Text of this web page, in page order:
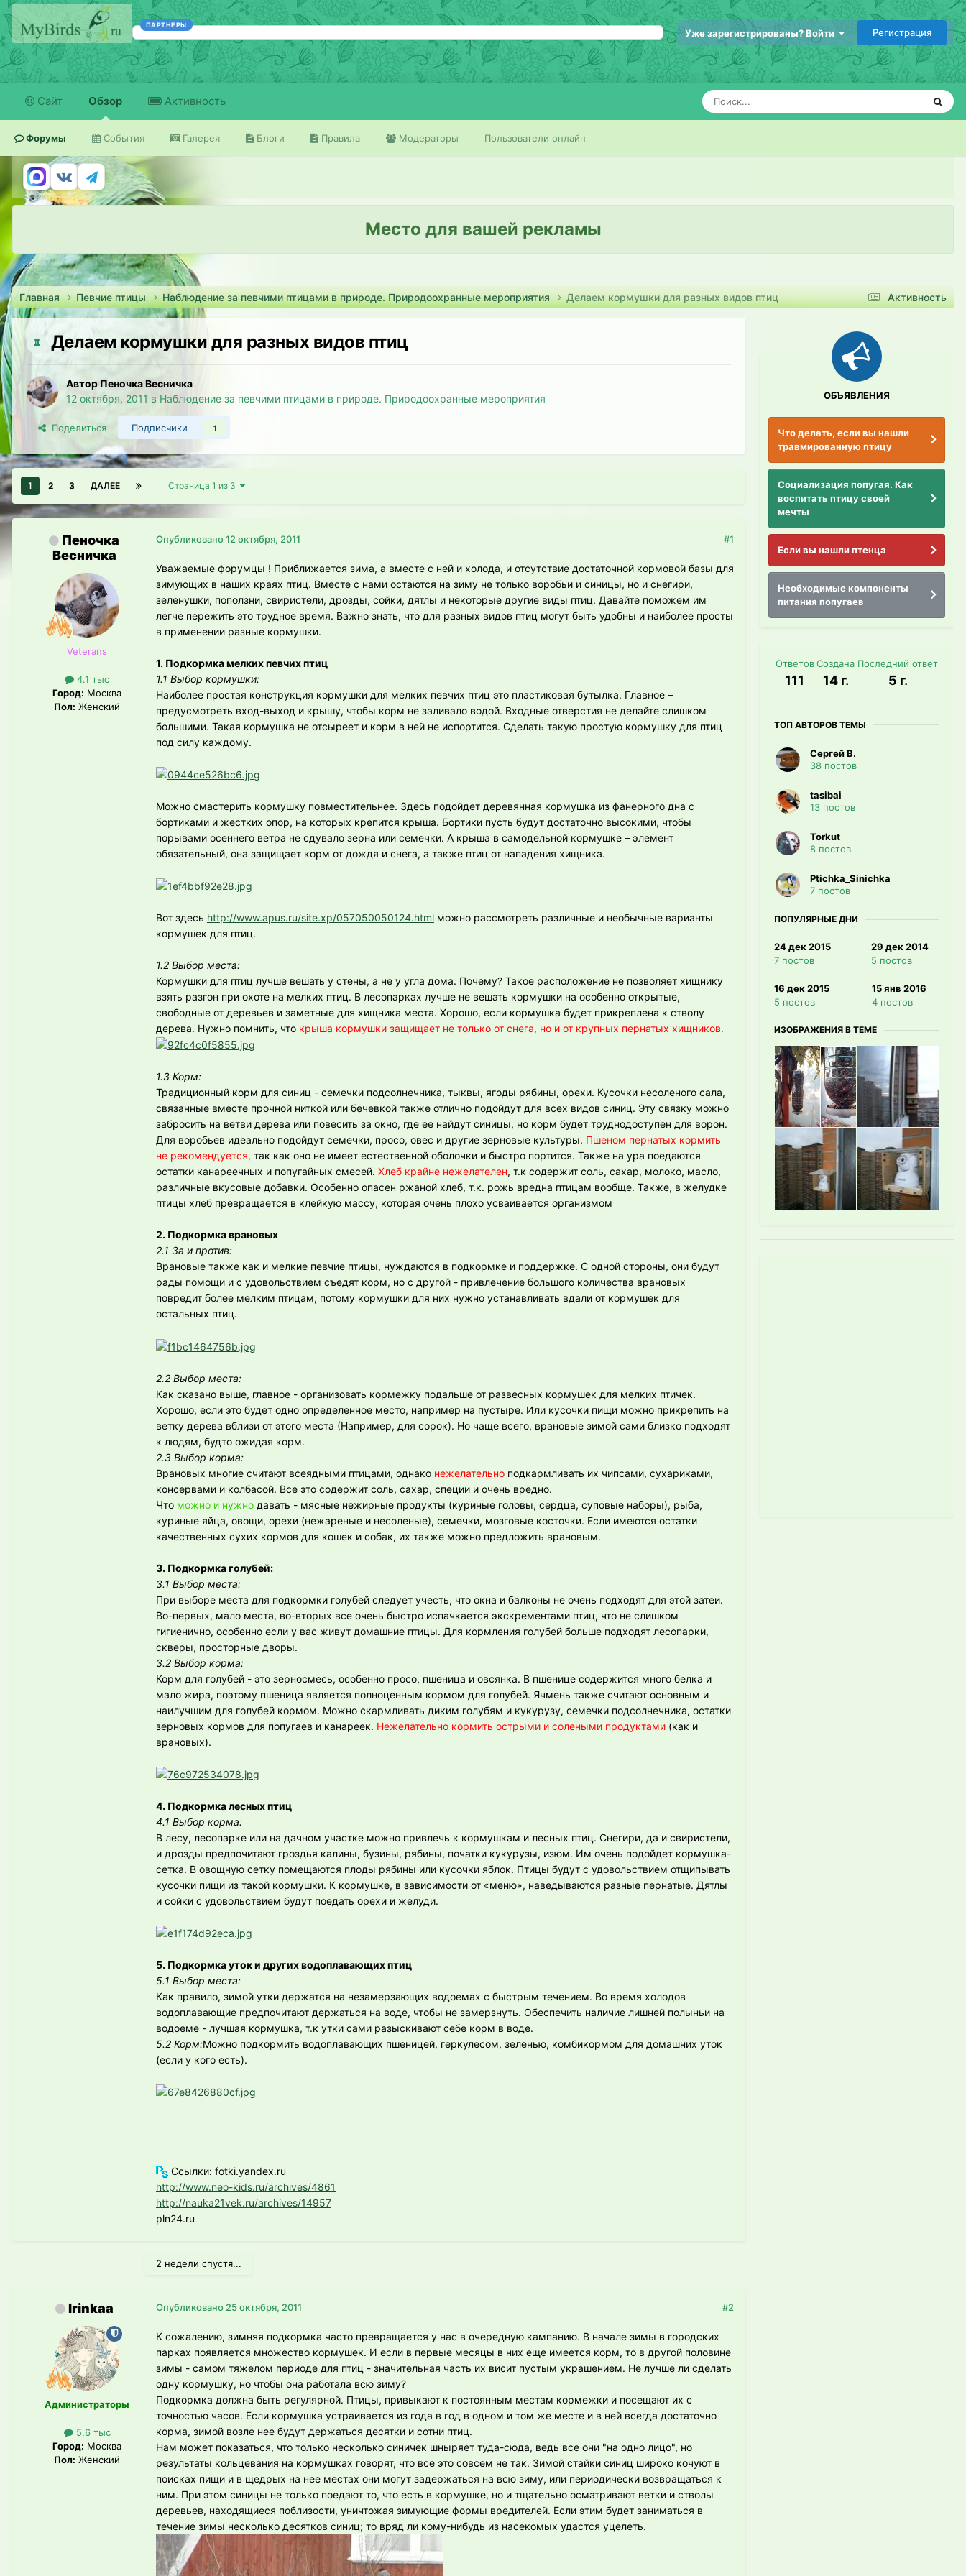
ПАРТНЕРЫ
Уже зарегистрированы? Войти Регистрация
Сайт Обзор
Форумы События Галерея Блоги Правила Модераторы Пользователи онлайн
Активность
Место для вашей рекламы
Активность
Главная Певчие птицы Наблюдение за певчими птицами в природе. Природоохранные мероприятия Делаем кормушки для разных видов птиц
Делаем кормушки для разных видов птиц
Автор Пеночка Весничка
12 октября, 2011 в Наблюдение за певчими птицами в природе. Природоохранные мероприятия
Поделиться Подписчики 1
1 2 3 ДАЛЕЕ Страница 1 из 3
Пеночка
Весничка
Veterans
4.1 тыс
Город: Москва
Пол: Женский
#1
Опубликовано12 октября, 2011
Уважаемые форумцы ! Приближается зима, а вместе с ней и холода, и отсутствие достаточной кормовой базы для
зимующих в наших краях птиц. Вместе с нами остаются на зиму не только воробьи и синицы, но и снегири,
зеленушки, поползни, свиристели, дрозды, сойки, дятлы и некоторые другие виды птиц. Давайте поможем им
легче пережить это трудное время. Важно знать, что для разных видов птиц могут быть удобны и наиболее просты
в применении разные кормушки.
1. Подкормка мелких певчих птиц
1.1 Выбор кормушки:
Наиболее простая конструкция кормушки для мелких певчих птиц это пластиковая бутылка. Главное –
предусмотреть вход-выход и крышу, чтобы корм не заливало водой. Входные отверстия не делайте слишком
большими. Такая кормушка не отсыреет и корм в ней не испортится. Сделать такую простую кормушку для птиц
под силу каждому.
Можно смастерить кормушку повместительнее. Здесь подойдет деревянная кормушка из фанерного дна с
бортиками и жестких опор, на которых крепится крыша. Бортики пусть будут достаточно высокими, чтобы
порывами осеннего ветра не сдувало зерна или семечки. А крыша в самодельной кормушке – элемент
обязательный, она защищает корм от дождя и снега, а также птиц от нападения хищника.
Вот здесь http://www.apus.ru/site.xp/057050050124.html можно рассмотреть различные и необычные варианты
кормушек для птиц.
1.2 Выбор места:
Кормушки для птиц лучше вешать у стены, а не у угла дома. Почему? Такое расположение не позволяет хищнику
взять разгон при охоте на мелких птиц. В лесопарках лучше не вешать кормушки на особенно открытые,
свободные от деревьев и заметные для хищника места. Хорошо, если кормушка будет прикреплена к стволу
дерева. Нужно помнить, что крыша кормушки защищает не только от снега, но и от крупных пернатых хищников.
1.3 Корм:
Традиционный корм для синиц - семечки подсолнечника, тыквы, ягоды рябины, орехи. Кусочки несоленого сала,
связанные вместе прочной ниткой или бечевкой также отлично подойдут для всех видов синиц. Эту связку можно
забросить на ветви дерева или повесить за окно, где ее найдут синицы, но корм будет труднодоступен для ворон.
Для воробьев идеально подойдут семечки, просо, овес и другие зерновые культуры. Пшеном пернатых кормить
не рекомендуется, так как оно не имеет естественной оболочки и быстро портится. Также на ура поедаются
остатки канареечных и попугайных смесей. Хлеб крайне нежелателен, т.к содержит соль, сахар, молоко, масло,
различные вкусовые добавки. Особенно опасен ржаной хлеб, т.к. рожь вредна птицам вообще. Также, в желудке
птицы хлеб превращается в клейкую массу, которая очень плохо усваивается организмом
2. Подкормка врановых
2.1 За и против:
Врановые также как и мелкие певчие птицы, нуждаются в подкормке и поддержке. С одной стороны, они будут
рады помощи и с удовольствием съедят корм, но с другой - привлечение большого количества врановых
повредит более мелким птицам, потому кормушки для них нужно устанавливать вдали от кормушек для
остальных птиц.
2.2 Выбор места:
Как сказано выше, главное - организовать кормежку подальше от развесных кормушек для мелких птичек.
Хорошо, если это будет одно определенное место, например на пустыре. Или кусочки пищи можно прикрепить на
ветку дерева вблизи от этого места (Например, для сорок). Но чаще всего, врановые зимой сами близко подходят
к людям, будто ожидая корм.
2.3 Выбор корма:
Врановых многие считают всеядными птицами, однако нежелательно подкармливать их чипсами, сухариками,
консервами и колбасой. Все это содержит соль, сахар, специи и очень вредно.
Что можно и нужно давать - мясные нежирные продукты (куриные головы, сердца, суповые наборы), рыба,
куриные яйца, овощи, орехи (нежареные и несоленые), семечки, мозговые косточки. Если имеются остатки
качественных сухих кормов для кошек и собак, их также можно предложить врановым.
3. Подкормка голубей:
3.1 Выбор места:
При выборе места для подкормки голубей следует учесть, что окна и балконы не очень подходят для этой затеи.
Во-первых, мало места, во-вторых все очень быстро испачкается экскрементами птиц, что не слишком
гигиенично, особенно если у вас живут домашние птицы. Для кормления голубей больше подходят лесопарки,
скверы, просторные дворы.
3.2 Выбор корма:
Корм для голубей - это зерносмесь, особенно просо, пшеница и овсянка. В пшенице содержится много белка и
мало жира, поэтому пшеница является полноценным кормом для голубей. Ячмень также считают основным и
наилучшим для голубей кормом. Можно скармливать диким голубям и кукурузу, семечки подсолнечника, остатки
зерновых кормов для попугаев и канареек. Нежелательно кормить острыми и солеными продуктами (как и
врановых).
4. Подкормка лесных птиц
4.1 Выбор корма:
В лесу, лесопарке или на дачном участке можно привлечь к кормушкам и лесных птиц. Снегири, да и свиристели,
и дрозды предпочитают гроздья калины, бузины, рябины, початки кукурузы, изюм. Им очень подойдет кормушка-
сетка. В овощную сетку помещаются плоды рябины или кусочки яблок. Птицы будут с удовольствием отщипывать
кусочки пищи из такой кормушки. К кормушке, в зависимости от «меню», наведываются разные пернатые. Дятлы
и сойки с удовольствием будут поедать орехи и желуди.
5. Подкормка уток и других водоплавающих птиц
5.1 Выбор места:
Как правило, зимой утки держатся на незамерзающих водоемах с быстрым течением. Во время холодов
водоплавающие предпочитают держаться на воде, чтобы не замерзнуть. Обеспечить наличие лишней полыньи на
водоеме - лучшая кормушка, т.к утки сами разыскивают себе корм в воде.
5.2 Корм:Можно подкормить водоплавающих пшеницей, геркулесом, зеленью, комбикормом для домашних уток
(если у кого есть).
Ссылки: fotki.yandex.ru
http://www.neo-kids.ru/archives/4861
http://nauka21vek.ru/archives/14957
pln24.ru
2 недели спустя...
Irinkaa
Администраторы
5.6 тыс
Город: Москва
Пол: Женский
#2
Опубликовано 25 октября, 2011
К сожалению, зимняя подкормка часто превращается у нас в очередную кампанию. В начале зимы в городских
парках появляется множество кормушек. И если в первые месяцы в них еще имеется корм, то в другой половине
зимы - самом тяжелом периоде для птиц - значительная часть их висит пустым украшением. Не лучше ли сделать
одну кормушку, но чтобы она работала всю зиму?
Подкормка должна быть регулярной. Птицы, привыкают к постоянным местам кормежки и посещают их с
точностью часов. Если кормушка устраивается из года в год в одном и том же месте и в ней всегда достаточно
корма, зимой возле нее будут держаться десятки и сотни птиц.
Нам может показаться, что только несколько синичек шныряет туда-сюда, ведь все они "на одно лицо", но
результаты кольцевания на кормушках говорят, что все это совсем не так. Зимой стайки синиц широко кочуют в
поисках пищи и в щедрых на нее местах они могут задержаться на всю зиму, или периодически возвращаться к
ним. При этом синицы не только поедают то, что есть в кормушке, но и тщательно осматривают ветки и стволы
деревьев, находящиеся поблизости, уничтожая зимующие формы вредителей. Если этим будет заниматься в
течение зимы несколько десятков синиц; то вряд ли кому-нибудь из насекомых удастся уцелеть.
ОБЪЯВЛЕНИЯ
Что делать, если вы нашли
травмированную птицу
Социализация попугая. Как
воспитать птицу своей
мечты
Если вы нашли птенца
Необходимые компоненты
питания попугаев
Ответов
111
Создана
14 г.
Последний ответ
5 г.
ТОП АВТОРОВ ТЕМЫ
Сергей В.
38 постов
tasibai
13 постов
Torkut
8 постов
Ptichka_Sinichka
7 постов
ПОПУЛЯРНЫЕ ДНИ
24 дек 2015
7 постов
29 дек 2014
5 постов
16 дек 2015
5 постов
15 янв 2016
4 постов
ИЗОБРАЖЕНИЯ В ТЕМЕ